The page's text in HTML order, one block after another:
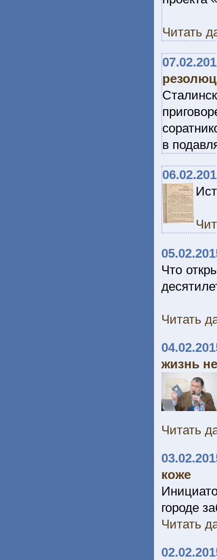
Читать
в
Что
Читать
жизнь
Читать
коже
городе
Читать